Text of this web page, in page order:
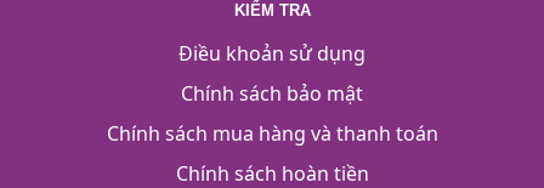
KIỂM TRA
Điều khoản sử dụng
Chính sách bảo mật
Chính sách mua hàng và thanh toán
Chính sách hoàn tiền